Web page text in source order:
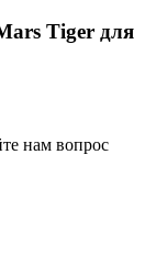
Tiger для
нам вопрос